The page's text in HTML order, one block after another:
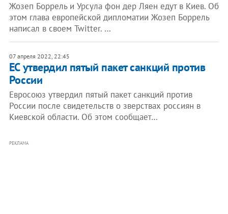
Жозеп Боррель и Урсула фон дер Ляен едут в Киев. Об
этом глава европейской дипломатии Жозеп Боррель
написал в своем Twitter. …
07 апреля 2022, 22:45
ЕС утвердил пятый пакет санкций против
России
Евросоюз утвердил пятый пакет санкций против
России после свидетельств о зверствах россиян в
Киевской области. Об этом сообщает…
РЕКЛАМА